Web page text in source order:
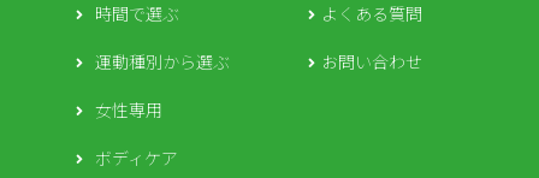
時間で選ぶ
運動種別から選ぶ
女性専用
ボディケア
よくある質問
お問い合わせ